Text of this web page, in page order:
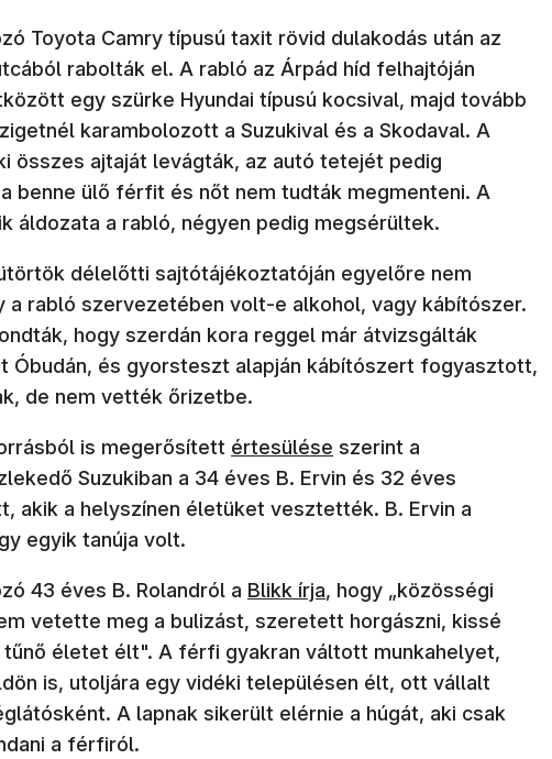
Toyota Camry típusú taxit rövid dulakodás után az
rabolták el. A rabló az Árpád híd felhajtóján
egy szürke Hyundai típusú kocsival, majd tovább
karambolozott a Suzukival és a Skodaval. A
összes ajtaját levágták, az autó tetejét pedig
benne ülő férfit és nőt nem tudták megmenteni. A
áldozata a rabló, négyen pedig megsérültek.
délelőtti sajtótájékoztatóján egyelőre nem
a rabló szervezetében volt-e alkohol, vagy kábítószer.
hogy szerdán kora reggel már átvizsgálták
Óbudán, és gyorsteszt alapján kábítószert fogyasztott,
de nem vették őrizetbe.
is megerősített értesülése szerint a
Suzukiban a 34 éves B. Ervin és 32 éves
akik a helyszínen életüket vesztették. B. Ervin a
egyik tanúja volt.
43 éves B. Rolandról a Blikk írja, hogy „közösségi
vetette meg a bulizást, szeretett horgászni, kissé
életet élt". A férfi gyakran váltott munkahelyet,
is, utoljára egy vidéki településen élt, ott vállalt
A lapnak sikerült elérnie a húgát, aki csak
a férfiról.